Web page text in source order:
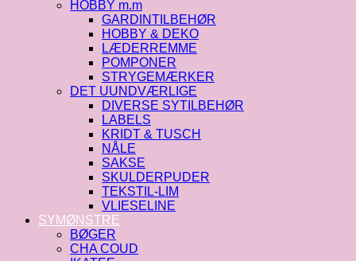
HOBBY m.m
GARDINTILBEHØR
HOBBY & DEKO
LÆDERREMME
POMPONER
STRYGEMÆRKER
DET UUNDVÆRLIGE
DIVERSE SYTILBEHØR
LABELS
KRIDT & TUSCH
NÅLE
SAKSE
SKULDERPUDER
TEKSTIL-LIM
VLIESELINE
SYMØNSTRE
BØGER
CHA COUD